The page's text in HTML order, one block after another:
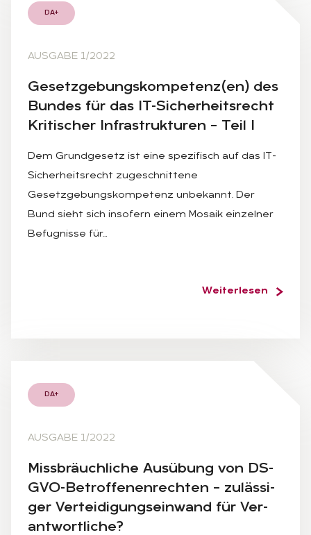
DA+
AUSGABE 1/2022
Ge­setz­ge­bungs­kom­pe­tenz(en) des
Bun­des für das IT-Si­cher­heits­recht
Kri­ti­scher In­fra­struk­tu­ren – Teil I
Dem Grundgesetz ist eine spezifisch auf das IT-
Sicherheitsrecht zugeschnittene
Gesetzgebungskompetenz unbekannt. Der
Bund sieht sich insofern einem Mosaik einzelner
Befugnisse für…
Weiterlesen
DA+
AUSGABE 1/2022
Miss­bräuch­li­che Aus­übung von DS-
GVO-Be­trof­fe­nen­rech­ten – zu­läs­si­
ger Ver­tei­di­gungs­ein­wand für Ver­
ant­wort­li­che?